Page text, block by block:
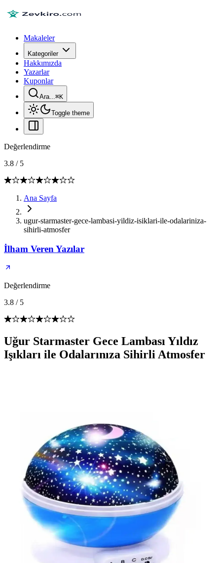
Makaleler
Kategoriler
Hakkımızda
Yazarlar
Kuponlar
Ara...⌘K
Toggle theme
Değerlendirme
3.8 / 5
Ana Sayfa
ugur-starmaster-gece-lambasi-yildiz-isiklari-ile-odalariniza-
sihirli-atmosfer
İlham Veren Yazılar
Değerlendirme
3.8 / 5
Uğur Starmaster Gece Lambası Yıldız
Işıkları ile Odalarınıza Sihirli Atmosfer